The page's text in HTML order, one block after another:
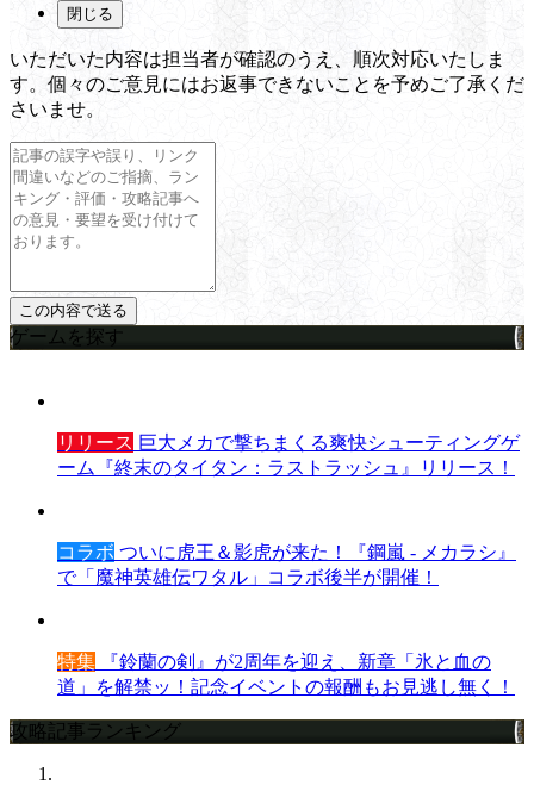
閉じる
いただいた内容は担当者が確認のうえ、順次対応いたしま
す。個々のご意見にはお返事できないことを予めご了承くだ
さいませ。
ゲームを探す
リリース 巨大メカで撃ちまくる爽快シューティングゲ
ーム『終末のタイタン：ラストラッシュ』リリース！
コラボ ついに虎王＆影虎が来た！『鋼嵐 - メカラシ』
で「魔神英雄伝ワタル」コラボ後半が開催！
特集 『鈴蘭の剣』が2周年を迎え、新章「氷と血の
道」を解禁ッ！記念イベントの報酬もお見逃し無く！
攻略記事ランキング